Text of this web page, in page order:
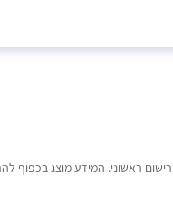
ראשוני. המידע מוצג בכפוף